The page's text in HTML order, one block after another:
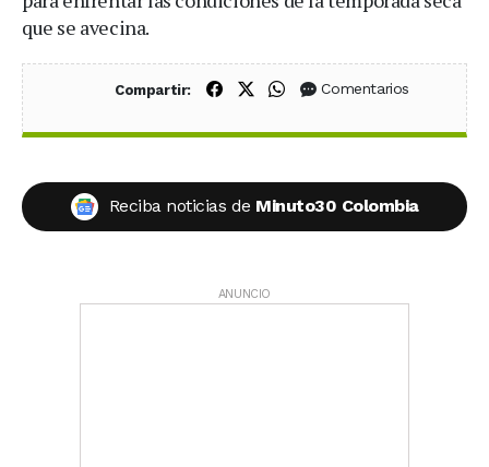
que se avecina.
Compartir: Compartir en Facebook
Compartir en X (Twitter)
Compartir en WhatsApp
Comentarios
Reciba noticias de Minuto30 Colombia
ANUNCIO